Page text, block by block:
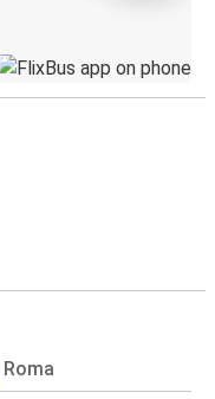
Roma